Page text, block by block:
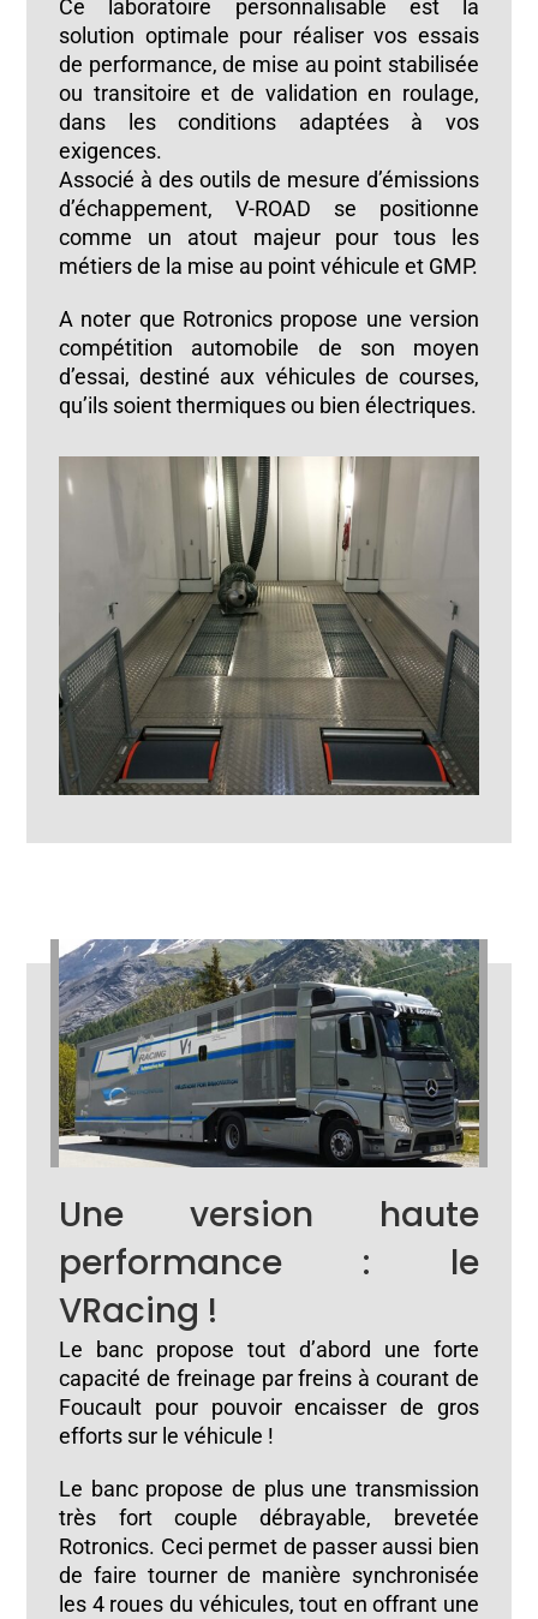
Ce laboratoire personnalisable est la
solution optimale pour réaliser vos essais
de performance, de mise au point stabilisée
ou transitoire et de validation en roulage,
dans les conditions adaptées à vos
exigences.
Associé à des outils de mesure d’émissions
d’échappement, V-ROAD se positionne
comme un atout majeur pour tous les
métiers de la mise au point véhicule et GMP.
A noter que Rotronics propose une version
compétition automobile de son moyen
d’essai, destiné aux véhicules de courses,
qu’ils soient thermiques ou bien électriques.
Une version haute
performance : le
VRacing !
Le banc propose tout d’abord une forte
capacité de freinage par freins à courant de
Foucault pour pouvoir encaisser de gros
efforts sur le véhicule !
Le banc propose de plus une transmission
très fort couple débrayable, brevetée
Rotronics. Ceci permet de passer aussi bien
de faire tourner de manière synchronisée
les 4 roues du véhicules, tout en offrant une